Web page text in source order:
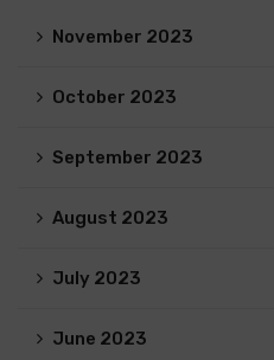
November 2023
October 2023
September 2023
August 2023
July 2023
June 2023